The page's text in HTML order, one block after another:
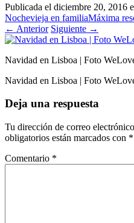
Publicada el diciembre 20, 2016
Nochevieja en familiaMáxima
← Anterior Siguiente →
Navidad en Lisboa | Foto
Navidad en Lisboa | Foto
Deja una respuesta
Tu dirección de correo
obligatorios están marcados con *
Comentario *